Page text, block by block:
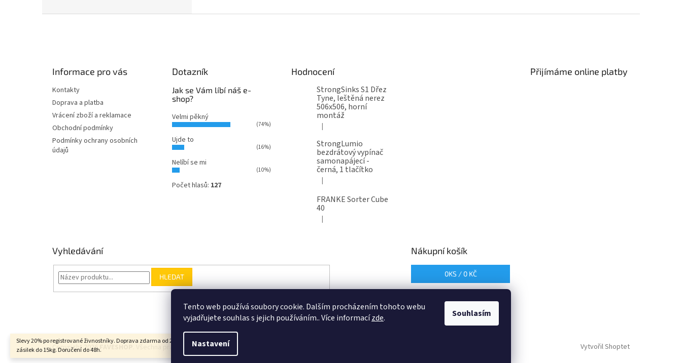
Tento web používá soubory cookie. Dalším procházením tohoto webu
vyjadřujete souhlas s jejich používáním.. Více informacízde.
Nastavení
Souhlasím
Slevy 20% po registrované živnostníky. Doprava zdarma od 2000Kč u balíkových
zásilek do 15kg. Doručení do 48h.
Informace pro vás
Kontakty
Doprava a platba
Vrácení zboží a reklamace
Obchodní podmínky
Podmínky ochrany osobních
údajů
Dotazník
Jak se Vám líbí náš e-
shop?
Velmi pěkný
(74%)
Ujde to
(16%)
Nelíbí se mi
(10%)
Počet hlasů: 127
Hodnocení
StrongSinks S1 Dřez
Tyne, leštěná nerez
506x506, horní
montáž
Hodnocení produktu je 5 z 5 hvězdiček.
|
StrongLumio
bezdrátový vypínač
samonapájecí -
černá, 1 tlačítko
Hodnocení produktu je 4 z 5 hvězdiček.
|
FRANKE Sorter Cube
40
Hodnocení produktu je 3 z 5 hvězdiček.
|
Přijímáme online platby
Vyhledávání
HLEDAT
Nákupní košík
0KS / 0 KČ
Vytvořil Shoptet
Copyright 2026 FAVESHOP . Všechna práva vyhrazena.